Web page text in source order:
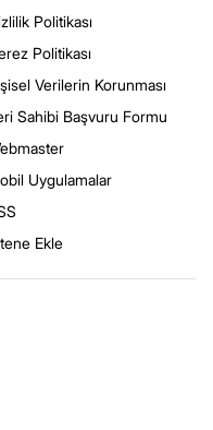
Politikası
Politikası
Verilerin Korunması
Sahibi Başvuru Formu
Uygulamalar
Ekle